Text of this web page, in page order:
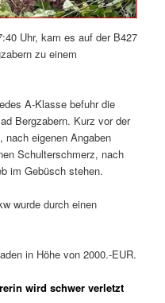
Uhr, kam es auf der B427
zu einem
A-Klasse befuhr die
Bergzabern. Kurz vor der
nach eigenen Angaben
Schulterschmerz, nach
im Gebüsch stehen.
wurde durch einen
in Höhe von 2000.-EUR.
wird schwer verletzt